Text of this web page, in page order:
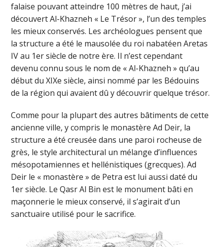
falaise pouvant atteindre 100 mètres de haut, j’ai
découvert Al-Khazneh « Le Trésor », l’un des temples
les mieux conservés. Les archéologues pensent que
la structure a été le mausolée du roi nabatéen Aretas
IV au 1er siècle de notre ère. Il n’est cependant
devenu connu sous le nom de « Al-Khazneh » qu’au
début du XIXe siècle, ainsi nommé par les Bédouins
de la région qui avaient dû y découvrir quelque trésor.
Comme pour la plupart des autres bâtiments de cette
ancienne ville, y compris le monastère Ad Deir, la
structure a été creusée dans une paroi rocheuse de
grès, le style architectural un mélange d’influences
mésopotamiennes et hellénistiques (grecques). Ad
Deir le « monastère » de Petra est lui aussi daté du
1er siècle. Le Qasr Al Bin est le monument bâti en
maçonnerie le mieux conservé, il s’agirait d’un
sanctuaire utilisé pour le sacrifice.